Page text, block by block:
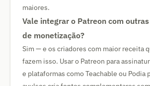
maiores.
Vale integrar o Patreon com
de monetização?
Sim — e os criadores com maior receita
fazem isso. Usar o Patreon para
e plataformas como Teachable ou Podia